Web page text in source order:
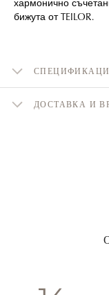
бижута от TEILOR.
ДОСТАВКА И